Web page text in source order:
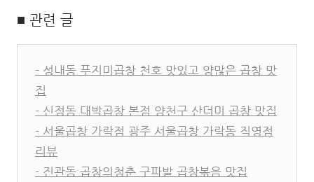
■ 관련 글
- 성내동 푸지미곱창 천호 맛있고 양많은 곱창 맛
집
- 신정동 대박곱창 본점 양천구 산더미 곱창 맛집
- 서울곱창 가락점 광주 서울곱창 가락동 직영점
리뷰
- 진관동 곱창의청춘 구파발 곱창볶음 맛집